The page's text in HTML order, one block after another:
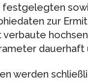
festgelegten
zur
werden